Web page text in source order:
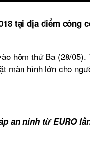
tại địa điểm công
hôm thứ Ba (28/05).
màn hình lớn cho
an ninh từ EURO